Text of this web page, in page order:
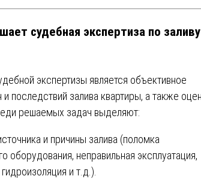
судебная экспертиза по заливу
экспертизы является объективное
и последствий залива квартиры, а также
решаемых задач выделяют:
и причины залива (поломка
оборудования, неправильная эксплуатация,
и т.д.).